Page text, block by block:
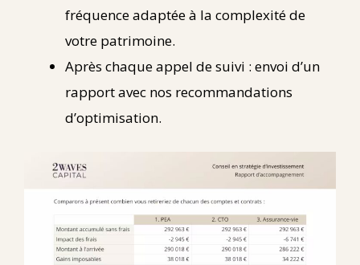
fréquence adaptée à la complexité de
votre patrimoine.
Après chaque appel de suivi : envoi d’un
rapport avec nos recommandations
d’optimisation.